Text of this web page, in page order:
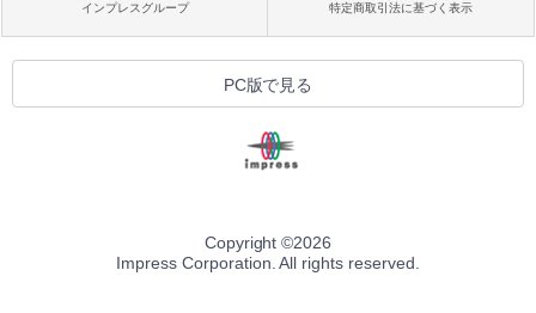
インプレスグループ 特定商取引法に基づく表示
PC版で見る
Copyright ©2026
Impress Corporation. All rights reserved.